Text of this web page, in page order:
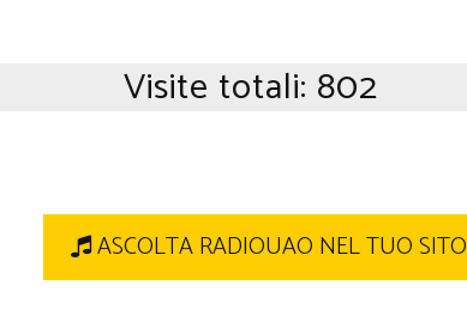
Visite totali: 802
ASCOLTA RADIOUAO NEL TUO SITO